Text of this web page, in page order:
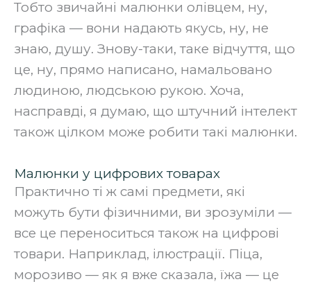
‍Тобто звичайні малюнки олівцем, ну,
графіка — вони надають якусь, ну, не
знаю, душу. Знову-таки, таке відчуття, що
це, ну, прямо написано, намальовано
людиною, людською рукою. Хоча,
насправді, я думаю, що штучний інтелект
також цілком може робити такі малюнки.
Малюнки у цифрових товарах
Практично ті ж самі предмети, які
можуть бути фізичними, ви зрозуміли —
все це переноситься також на цифрові
товари. Наприклад, ілюстрації. Піца,
морозиво — як я вже сказала, їжа — це